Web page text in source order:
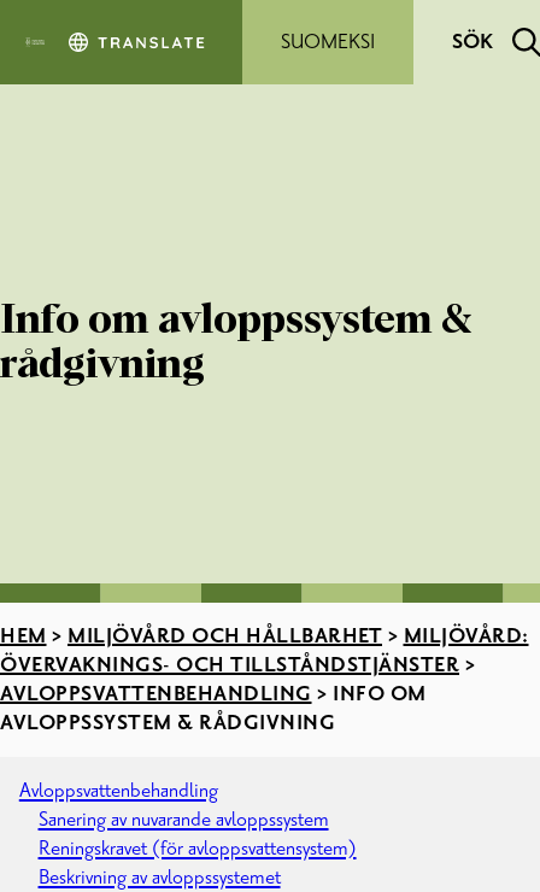
SUOMEKSI
SÖK
Info om avloppssystem &
rådgivning
HEM > MILJÖVÅRD OCH HÅLLBARHET > MILJÖVÅRD:
ÖVERVAKNINGS- OCH TILLSTÅNDSTJÄNSTER >
AVLOPPSVATTENBEHANDLING > INFO OM
AVLOPPSSYSTEM & RÅDGIVNING
Avloppsvattenbehandling
Sanering av nuvarande avloppssystem
Reningskravet (för avloppsvattensystem)
Beskrivning av avloppssystemet